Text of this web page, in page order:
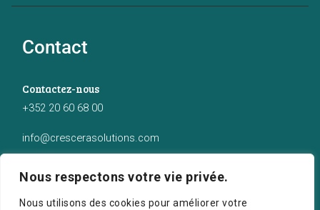
Nous respectons votre vie privée.
Nous utilisons des cookies pour améliorer votre
Contact
Contactez-nous
+352 20 60 68 00
info@crescerasolutions.com
50 route d’Esch (2ème étage), Luxembourg